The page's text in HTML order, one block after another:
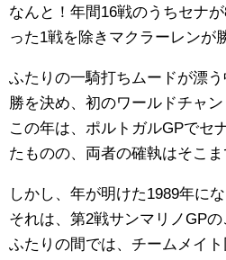
なんと！年間16戦のうちセナ
った1戦を除きマクラーレンが
ふたりの一騎打ちムードが漂
勝を決め、初のワールドチャン
この年は、ポルトガルGPでセ
たものの、両者の確執はそこま
しかし、年が明けた1989年に
それは、第2戦サンマリノGPの
ふたりの間では、チームメイ